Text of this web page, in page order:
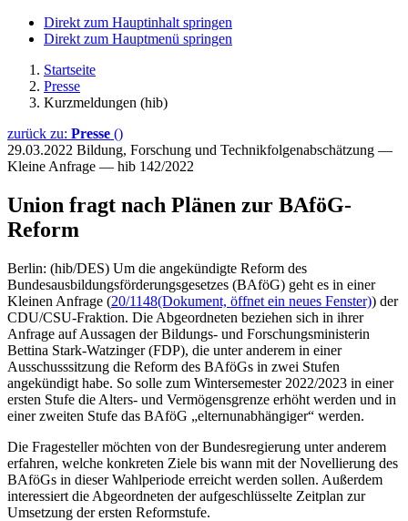
Direkt zum Hauptinhalt springen
Direkt zum Hauptmenü springen
Startseite
Presse
Kurzmeldungen (hib)
zurück zu: Presse ()
29.03.2022 Bildung, Forschung und Technikfolgenabschätzung —
Kleine Anfrage — hib 142/2022
Union fragt nach Plänen zur BAföG-
Reform
Berlin: (hib/DES) Um die angekündigte Reform des
Bundesausbildungsförderungsgesetzes (BAföG) geht es in einer
Kleinen Anfrage (20/1148(Dokument, öffnet ein neues Fenster)) der
CDU/CSU-Fraktion. Die Abgeordneten beziehen sich in ihrer
Anfrage auf Aussagen der Bildungs- und Forschungsministerin
Bettina Stark-Watzinger (FDP), die unter anderem in einer
Ausschusssitzung die Reform des BAföGs in zwei Stufen
angekündigt habe. So solle zum Wintersemester 2022/2023 in einer
ersten Stufe die Alters- und Vermögensgrenze erhöht werden und in
einer zweiten Stufe das BAföG „elternunabhängiger“ werden.
Die Fragesteller möchten von der Bundesregierung unter anderem
erfahren, welche konkreten Ziele bis wann mit der Novellierung des
BAföGs in dieser Wahlperiode erreicht werden sollen. Außerdem
interessiert die Abgeordneten der aufgeschlüsselte Zeitplan zur
Umsetzung der ersten Reformstufe.